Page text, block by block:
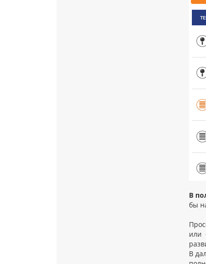
В
бы
или
В